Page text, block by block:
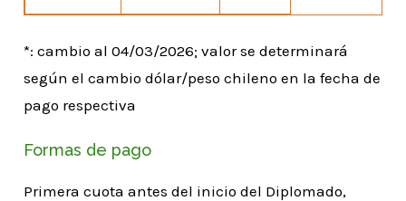
*: cambio al 04/03/2026; valor se determinará
según el cambio dólar/peso chileno en la fecha de
pago respectiva
Formas de pago
Primera cuota antes del inicio del Diplomado,